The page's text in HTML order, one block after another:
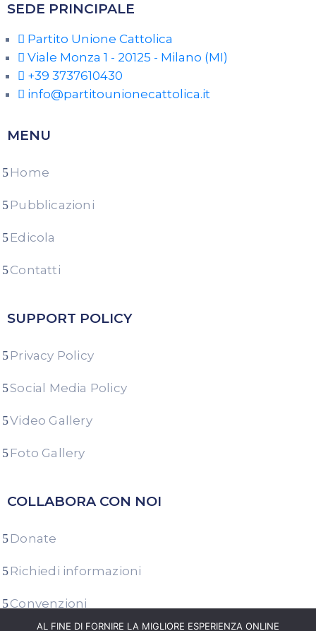
SEDE PRINCIPALE
Partito Unione Cattolica
Viale Monza 1 - 20125 - Milano (MI)
+39 3737610430
info@partitounionecattolica.it
MENU
Home
Pubblicazioni
Edicola
Contatti
SUPPORT POLICY
Privacy Policy
Social Media Policy
Video Gallery
Foto Gallery
COLLABORA CON NOI
Donate
Richiedi informazioni
Convenzioni
AL FINE DI FORNIRE LA MIGLIORE ESPERIENZA ONLINE